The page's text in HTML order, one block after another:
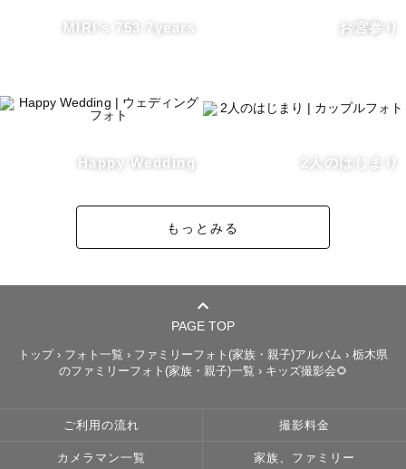
②納品枚数 MIRI’s 753 7years お宮参り
Happy Wedding 2人のはじまり
もっとみる
PAGE TOP
トップ › フォト一覧 › ファミリーフォト(家族・親子)アルバム › 栃木県
のファミリーフォト(家族・親子)一覧 › キッズ撮影会🌻
ご利用の流れ 撮影料金
カメラマン一覧 家族、ファミリー